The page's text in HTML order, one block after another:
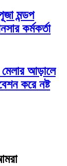
মন্ডপ
কর্মকর্তা
মেলার আড়ালে
করে নষ্ট